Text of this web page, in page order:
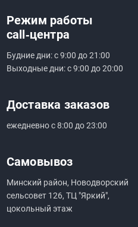
Режим работы
call‑центра
Будние дни: с 9:00 до 21:00
Выходные дни: с 9:00 до 20:00
Доставка заказов
ежедневно с 8:00 до 23:00
Самовывоз
Минский район, Новодворский
сельсовет 126, ТЦ "Яркий",
цокольный этаж